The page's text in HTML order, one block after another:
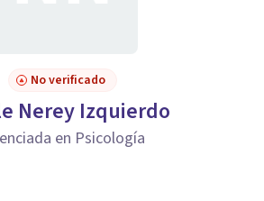
No verificado
Nerey Izquierdo
en Psicología